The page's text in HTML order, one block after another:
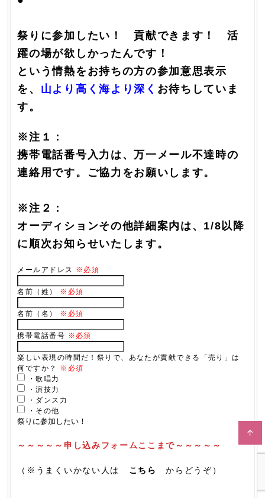
祭りに参加したい！ 貢献できます！ 活
躍の場が欲しかったんです！
という情熱をお持ちの方の参加意思表示
を、 山より高く海より深く お待ちしていま
す。
※注１：
携帯電話番号入力は、万一メール不達時の
連絡用です。ご協力をお願いします。
※注２：
オーディションその他詳細案内は、1/8以降
に順次お知らせいたします。
メールアドレス ※必須
名前（姓） ※必須
名前（名） ※必須
携帯電話番号 ※必須
楽しい表現の時間だ！祭りで、あなたが貢献できる「売り」は
何ですか？
※必須
・歌唱力
・演技力
・ダンス力
・その他
～～～～～申し込みフォームここまで～～～～～
（※うまくいかない人は こちら からどうぞ）